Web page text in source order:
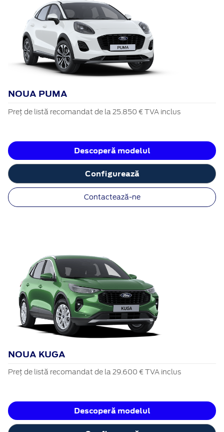
NOUA PUMA
Preț de listă recomandat de la 25.850 € TVA inclus
Descoperă modelul
Configurează
Contactează-ne
NOUA KUGA
Preț de listă recomandat de la 29.600 € TVA inclus
Descoperă modelul